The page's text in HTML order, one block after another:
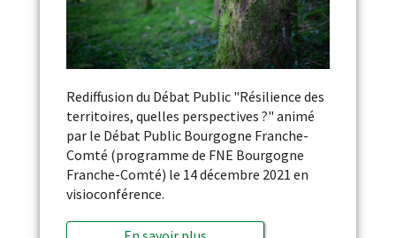
Rediffusion du Débat Public "Résilience des
territoires, quelles perspectives ?" animé
par le Débat Public Bourgogne Franche-
Comté (programme de FNE Bourgogne
Franche-Comté) le 14 décembre 2021 en
visioconférence.